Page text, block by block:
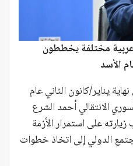
عربية مختلفة يخططون
الأسد
يناير/كانون الثاني عام
الانتقالي أحمد الشرع
على استمرار الأزمة
الدولي إلى اتخاذ خطوات